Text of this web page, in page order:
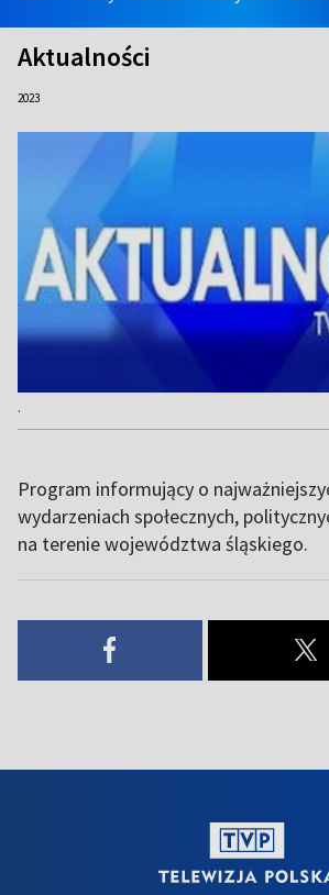
Aktualności
2023
.
Program informujący o
wydarzeniach społecznych,
na terenie województwa śląskiego.